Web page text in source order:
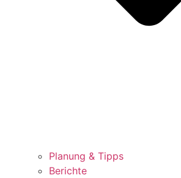
Planung & Tipps
Berichte